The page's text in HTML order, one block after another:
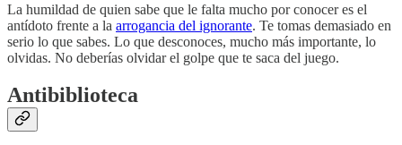
La humildad de quien sabe que le falta mucho por conocer es el
antídoto frente a la arrogancia del ignorante. Te tomas demasiado en
serio lo que sabes. Lo que desconoces, mucho más importante, lo
olvidas. No deberías olvidar el golpe que te saca del juego.
Antibiblioteca